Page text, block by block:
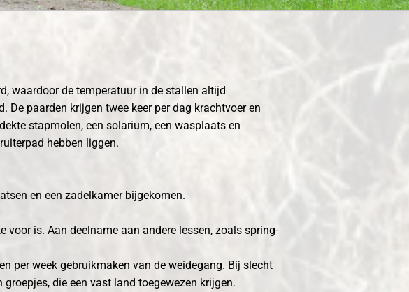
waardoor de temperatuur in de stallen altijd
paarden krijgen twee keer per dag krachtvoer en
stapmolen, een solarium, een wasplaats en
hebben liggen.
en een zadelkamer bijgekomen.
is. Aan deelname aan andere lessen, zoals spring-
per week gebruikmaken van de weidegang. Bij slecht
die een vast land toegewezen krijgen.